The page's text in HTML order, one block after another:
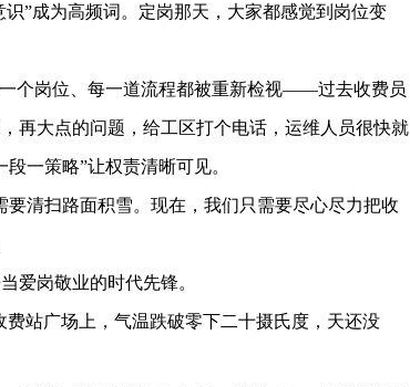
”成为高频词。定岗那天，大家都感觉到岗位变
个岗位、每一道流程都被重新检视——过去收费员
再大点的问题，给工区打个电话，运维人员很快就
一策略”让权责清晰可见。
清扫路面积雪。现在，我们只需要尽心尽力把收
岗敬业的时代先锋。
站广场上，气温跌破零下二十摄氏度，天还没